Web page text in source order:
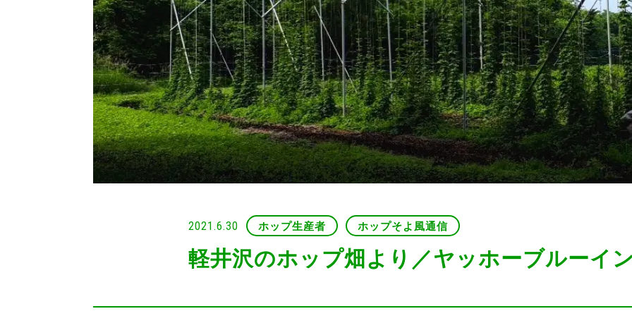
2021.6.30 ホップ生産者 ホップそよ風通信
軽井沢のホップ畑より／ヤッホーブルーイ